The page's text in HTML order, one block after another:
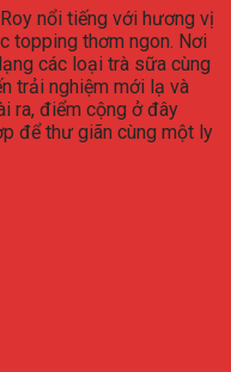
nổi tiếng với hương vị
topping thơm ngon. Nơi
các loại trà sữa cùng
trải nghiệm mới lạ và
ra, điểm cộng ở đây
để thư giãn cùng một ly